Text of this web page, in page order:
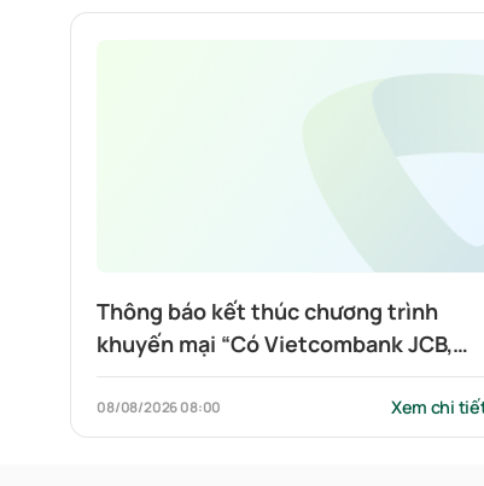
Thông báo kết thúc chương trình
khuyến mại “Có Vietcombank JCB,
Highlands nửa giá”
08/08/202608:00 Xem chi